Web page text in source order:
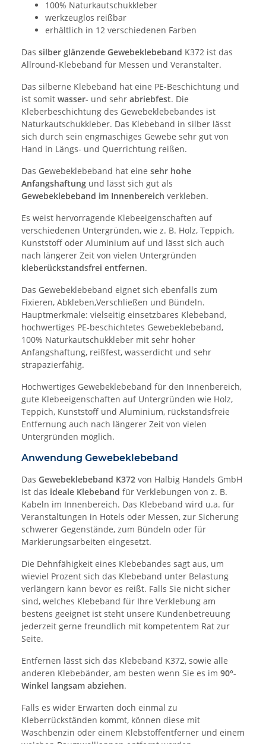
100% Naturkautschukkleber
werkzeuglos reißbar
erhältlich in 12 verschiedenen Farben
Das silber glänzende Gewebeklebeband K372 ist das
Allround-Klebeband für Messen und Veranstalter.
Das silberne Klebeband hat eine PE-Beschichtung und
ist somit wasser- und sehr abriebfest. Die
Kleberbeschichtung des Gewebeklebebandes ist
Naturkautschukkleber. Das Klebeband in silber lässt
sich durch sein engmaschiges Gewebe sehr gut von
Hand in Längs- und Querrichtung reißen.
Das Gewebeklebeband hat eine sehr hohe
Anfangshaftung und lässt sich gut als
Gewebeklebeband im Innenbereich verkleben.
Es weist hervorragende Klebeeigenschaften auf
verschiedenen Untergründen, wie z. B. Holz, Teppich,
Kunststoff oder Aluminium auf und lässt sich auch
nach längerer Zeit von vielen Untergründen
kleberückstandsfrei entfernen.
Das Gewebeklebeband eignet sich ebenfalls zum
Fixieren, Abkleben,Verschließen und Bündeln.
Hauptmerkmale: vielseitig einsetzbares Klebeband,
hochwertiges PE-beschichtetes Gewebeklebeband,
100% Naturkautschukkleber mit sehr hoher
Anfangshaftung, reißfest, wasserdicht und sehr
strapazierfähig.
Hochwertiges Gewebeklebeband für den Innenbereich,
gute Klebeeigenschaften auf Untergründen wie Holz,
Teppich, Kunststoff und Aluminium, rückstandsfreie
Entfernung auch nach längerer Zeit von vielen
Untergründen möglich.
Anwendung Gewebeklebeband
Das Gewebeklebeband K372 von Halbig Handels GmbH
ist das ideale Klebeband für Verklebungen von z. B.
Kabeln im Innenbereich. Das Klebeband wird u.a. für
Veranstaltungen in Hotels oder Messen, zur Sicherung
schwerer Gegenstände, zum Bündeln oder für
Markierungsarbeiten eingesetzt.
Die Dehnfähigkeit eines Klebebandes sagt aus, um
wieviel Prozent sich das Klebeband unter Belastung
verlängern kann bevor es reißt. Falls Sie nicht sicher
sind, welches Klebeband für Ihre Verklebung am
bestens geeignet ist steht unsere Kundenbetreuung
jederzeit gerne freundlich mit kompetentem Rat zur
Seite.
Entfernen lässt sich das Klebeband K372, sowie alle
anderen Klebebänder, am besten wenn Sie es im 90°-
Winkel langsam abziehen.
Falls es wider Erwarten doch einmal zu
Kleberrückständen kommt, können diese mit
Waschbenzin oder einem Klebstoffentferner und einem